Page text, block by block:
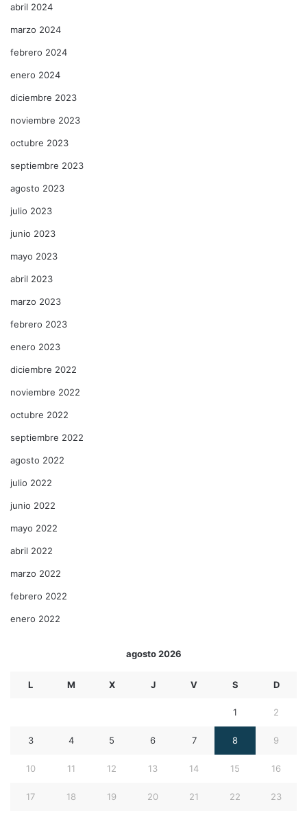
abril 2024
marzo 2024
febrero 2024
enero 2024
diciembre 2023
noviembre 2023
octubre 2023
septiembre 2023
agosto 2023
julio 2023
junio 2023
mayo 2023
abril 2023
marzo 2023
febrero 2023
enero 2023
diciembre 2022
noviembre 2022
octubre 2022
septiembre 2022
agosto 2022
julio 2022
junio 2022
mayo 2022
abril 2022
marzo 2022
febrero 2022
enero 2022
agosto 2026
L M X J V S D
1 2
3 4 5 6 7 8 9
10 11 12 13 14 15 16
17 18 19 20 21 22 23